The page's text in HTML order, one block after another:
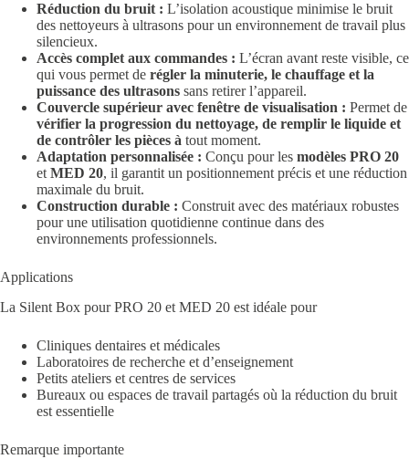
Réduction du bruit : L’isolation acoustique minimise le bruit
des nettoyeurs à ultrasons pour un environnement de travail plus
silencieux.
Accès complet aux commandes : L’écran avant reste visible, ce
qui vous permet de régler la minuterie, le chauffage et la
puissance des ultrasons sans retirer l’appareil.
Couvercle supérieur avec fenêtre de visualisation : Permet de
vérifier la progression du nettoyage, de remplir le liquide et
de contrôler les pièces à tout moment.
Adaptation personnalisée : Conçu pour les modèles PRO 20
etMED 20, il garantit un positionnement précis et une réduction
maximale du bruit.
Construction durable : Construit avec des matériaux robustes
pour une utilisation quotidienne continue dans des
environnements professionnels.
Applications
La Silent Box pour PRO 20 et MED 20 est idéale pour
Cliniques dentaires et médicales
Laboratoires de recherche et d’enseignement
Petits ateliers et centres de services
Bureaux ou espaces de travail partagés où la réduction du bruit
est essentielle
Remarque importante